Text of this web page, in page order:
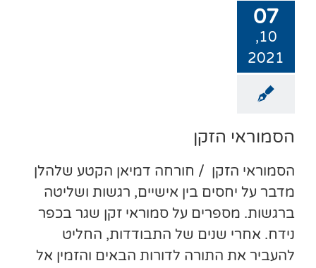
07
10,
2021
הסמוראי הזקן
הסמוראי הזקן / חורחה דמיאן הקטע שלהלן
מדבר על יחסים בין אישיים, רגשות ושליטה
ברגשות. מספרים על סמוראי זקן שגר בכפר
נידח. אחרי שנים של התבודדות, החליט
להעביר את התורה לדורות הבאים והזמין אל